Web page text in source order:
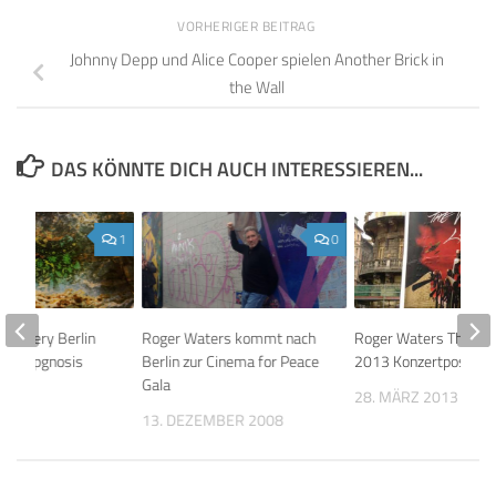
VORHERIGER BEITRAG
Johnny Depp und Alice Cooper spielen Another Brick in
the Wall
DAS KÖNNTE DICH AUCH INTERESSIEREN...
0
Roger Waters kommt nach
Berlin zur Cinema for Peace
Gala
13. DEZEMBER 2008
Roger Waters The
2013 Konzertposter
28. MÄRZ 2013
1
Gallery Berlin
Hipgnosis